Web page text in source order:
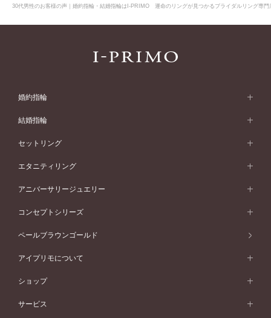
30代男性のお客様の声｜婚約指輪・結婚指輪はI-PRIMO 運命のリングが見つかるブライダルリング専
婚約指輪
婚約指輪 (エンゲージリング)
婚約指輪一覧
ピンクゴールド
ペールブラウンゴールド
ウェーブライン
V字ライン
ワンサイドメレ
ダブルサイドメレ
シンプル
フェミニン
モード
50万円台～
40万円台～
30万円台～
婚約指輪 人気ランキング
婚約ネックレス
結婚指輪
結婚指輪 (マリッジリング)
結婚指輪一覧
ピンクゴールド
ペールブラウンゴールド
ウェーブライン
V字ライン
ワンメレ
セベラルメレ
シンプル
フェミニン
モード
50万円～
40万円～50万円
セットリング
セットリング
セットリング一覧
ピンクゴールド
ペールブラウンゴールド
エタニティリング
エタニティリング
エタニティリング一覧
ピンクゴールド
ペールブラウンゴールド
アニバーサリージュエリー
アニバーサリージュエリー
アニバーサリージュエリー一覧
ファッションリング
ブレスレット
コンセプトシリーズ
コンセプトシリーズ
オリジンビリーフ
エトワル
ペールブラウンゴールド
アイプリモについて
アイプリモについて
パーソナルハンド診断
ショップ
店舗一覧
サービス